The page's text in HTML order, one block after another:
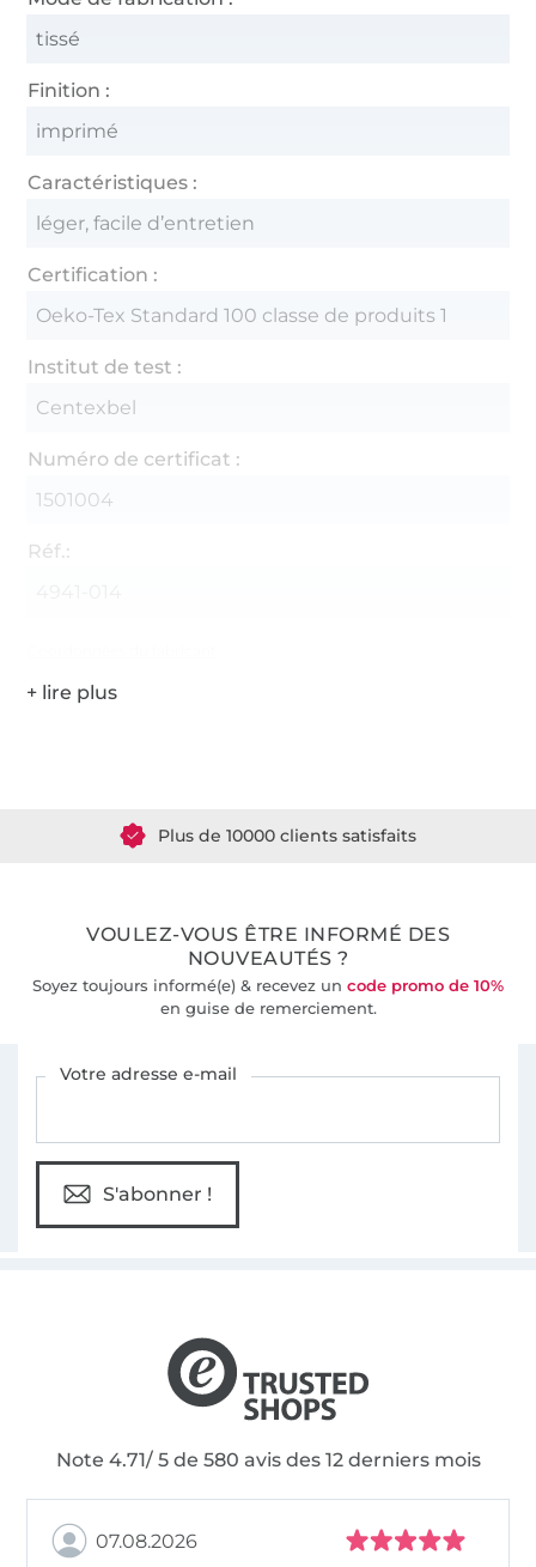
tissé
Finition :
imprimé
Caractéristiques :
léger, facile d’entretien
Certification :
Oeko-Tex Standard 100 classe de produits 1
Institut de test :
Centexbel
Numéro de certificat :
1501004
Réf.:
VOULEZ-VOUS ÊTRE INFORMÉ DES
NOUVEAUTÉS ?
Soyez toujours informé(e) & recevez un code promo de 10%
en guise de remerciement.
Votre adresse e-mail
S'abonner !
Note 4.71/ 5 de 580 avis des 12 derniers mois
07.08.2026